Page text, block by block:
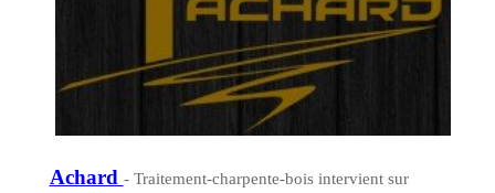
Achard - Traitement-charpente-bois intervient sur